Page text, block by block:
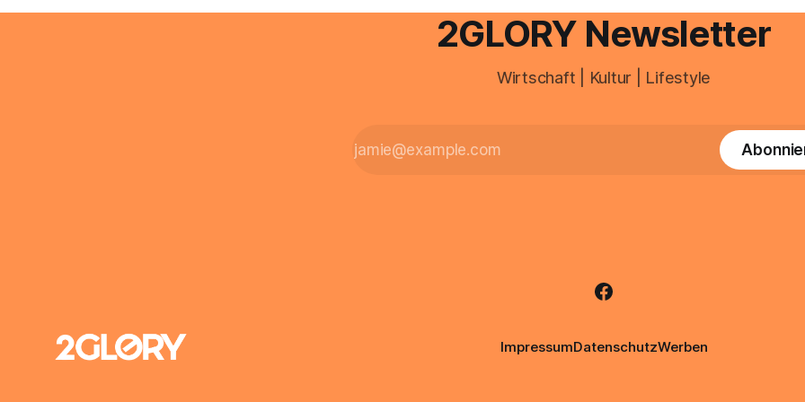
Intensivpflege bietet genau diese
zahlt sich professionelle Unterstützung
2GLORY Newsletter
Wirtschaft | Kultur | Lifestyle
ImpressumDatenschutzWerben